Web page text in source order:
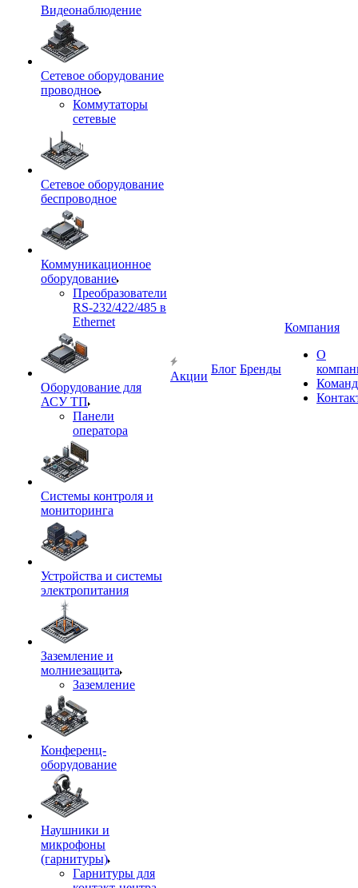
Видеонаблюдение
Сетевое оборудование
проводное
Коммутаторы
сетевые
Сетевое оборудование
беспроводное
Коммуникационное
оборудование
Преобразователи
RS-232/422/485 в
Ethernet
Оборудование для
АСУ ТП
Панели
оператора
Системы контроля и
мониторинга
Устройства и системы
электропитания
Заземление и
молниезащита
Заземление
Конференц-
оборудование
Наушники и
микрофоны
(гарнитуры)
Гарнитуры для
Акции
Блог Бренды
Компания
О